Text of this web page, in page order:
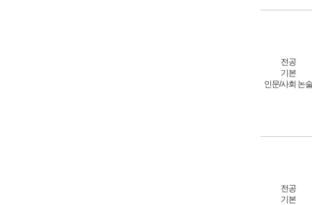
전공
기본
인문/사회 논술
전공
기본